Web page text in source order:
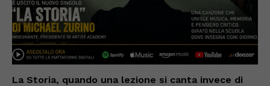
La Storia, quando una lezione si canta invece di